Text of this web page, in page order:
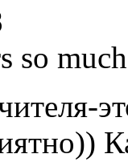
so